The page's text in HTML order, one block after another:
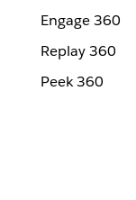
Engage 360
Replay 360
Peek 360